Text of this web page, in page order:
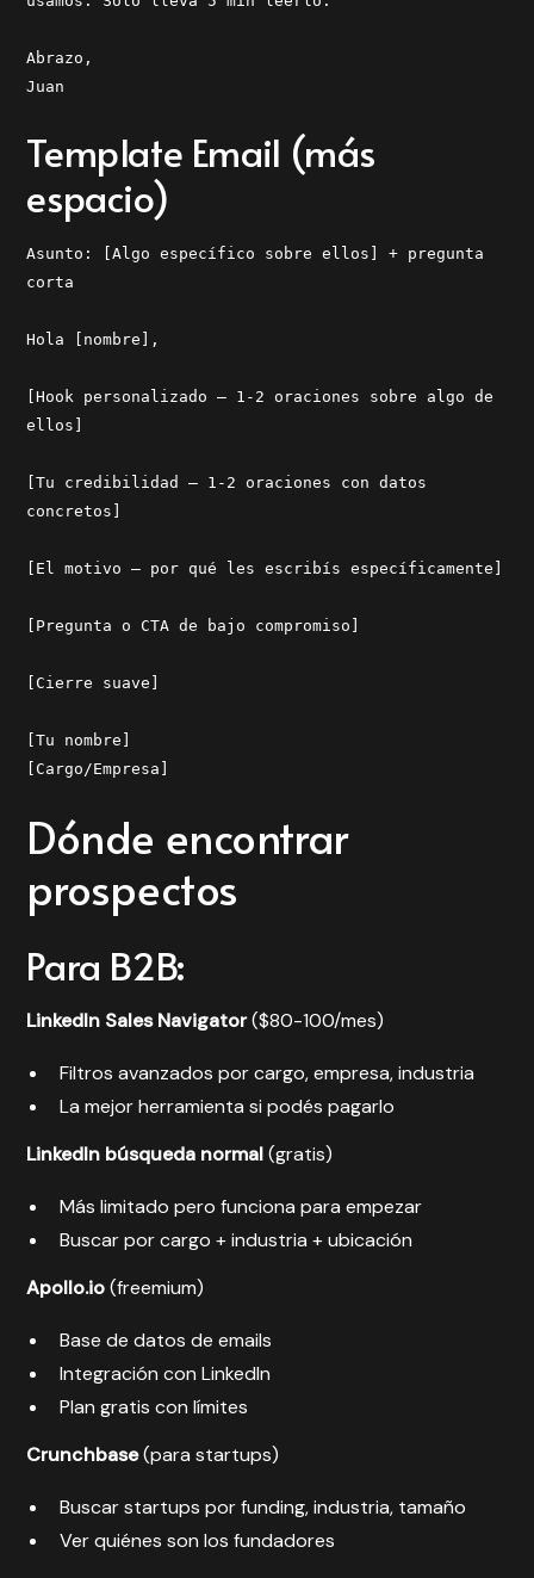
Abrazo,
Juan
Template Email (más
espacio)
Asunto: [Algo específico sobre ellos] + pregunta
corta
Hola [nombre],
[Hook personalizado — 1-2 oraciones sobre algo de
ellos]
[Tu credibilidad — 1-2 oraciones con datos
concretos]
[El motivo — por qué les escribís específicamente]
[Pregunta o CTA de bajo compromiso]
[Cierre suave]
[Tu nombre]
[Cargo/Empresa]
Dónde encontrar
prospectos
Para B2B:
LinkedIn Sales Navigator($80-100/mes)
Filtros avanzados por cargo, empresa, industria
La mejor herramienta si podés pagarlo
LinkedIn búsqueda normal(gratis)
Más limitado pero funciona para empezar
Buscar por cargo + industria + ubicación
Apollo.io(freemium)
Base de datos de emails
Integración con LinkedIn
Plan gratis con límites
Crunchbase(para startups)
Buscar startups por funding, industria, tamaño
Ver quiénes son los fundadores